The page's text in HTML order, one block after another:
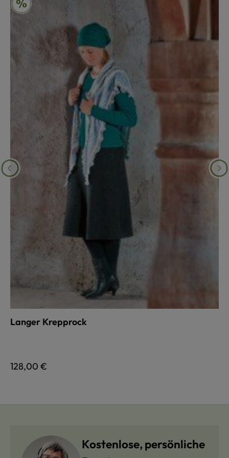
Langer Krepprock
Regulärer Preis:
128,00 €
Kostenlose, persönliche